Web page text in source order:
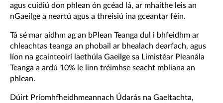
agus cuidiú don phlean ón gcéad lá, ar mhaithe leis an
nGaeilge a neartú agus a threisiú ina gceantar féin.
Tá sé mar aidhm ag an bPlean Teanga dul i bhfeidhm ar
chleachtas teanga an phobail ar bhealach dearfach, agus
líon na gcainteoirí laethúla Gaeilge sa Limistéar Pleanála
Teanga a ardú 10% le linn tréimhse seacht mbliana an
phlean.
Dúirt Príomhfheidhmeannach Údarás na Gaeltachta,